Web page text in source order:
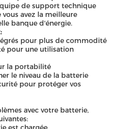
de support technique
avez la meilleure
banque d'énergie.
pour plus de commodité
pour une utilisation
la portabilité
le niveau de la batterie
pour protéger vos
avec votre batterie,